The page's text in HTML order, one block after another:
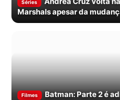
Séries
Marshals apesar da
Filmes
Batman: Parte 2 é